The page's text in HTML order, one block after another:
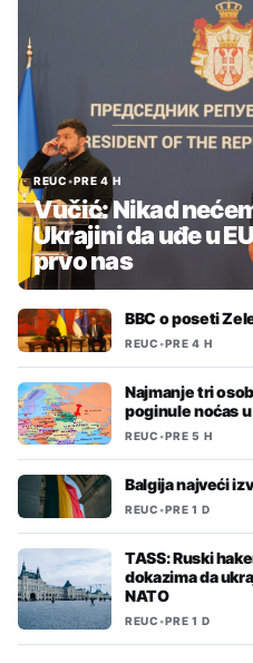
REUC•PRE 4 H
Vučić: Nikad
Ukrajini da uđe u
prvo nas
BBC o poseti
REUC•PRE 4 H
Najmanje tri
poginule noćas
REUC•PRE 5 H
Balgija najveći
REUC•PRE 1 D
TASS: Ruski
dokazima da
NATO
REUC•PRE 1 D